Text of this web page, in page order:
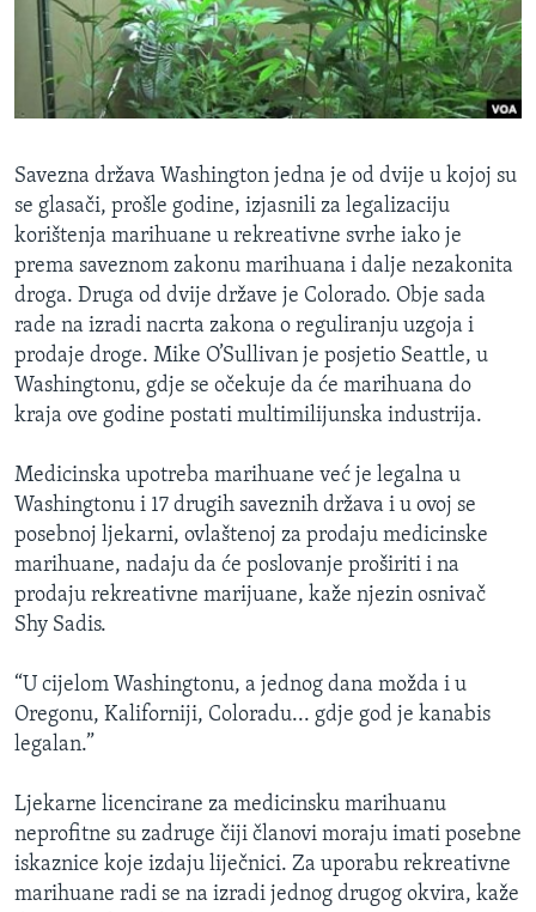
MAGAZIN
O GLASU AMERIKE
PRATITE NAS
Jezici
Savezna država Washington jedna je od dvije u kojoj su
se glasači, prošle godine, izjasnili za legalizaciju
korištenja marihuane u rekreativne svrhe iako je
prema saveznom zakonu marihuana i dalje nezakonita
droga. Druga od dvije države je Colorado. Obje sada
rade na izradi nacrta zakona o reguliranju uzgoja i
prodaje droge. Mike O’Sullivan je posjetio Seattle, u
Washingtonu, gdje se očekuje da će marihuana do
kraja ove godine postati multimilijunska industrija.
Medicinska upotreba marihuane već je legalna u
Washingtonu i 17 drugih saveznih država i u ovoj se
posebnoj ljekarni, ovlaštenoj za prodaju medicinske
marihuane, nadaju da će poslovanje proširiti i na
prodaju rekreativne marijuane, kaže njezin osnivač
Shy Sadis.
“U cijelom Washingtonu, a jednog dana možda i u
Oregonu, Kaliforniji, Coloradu... gdje god je kanabis
legalan.”
Ljekarne licencirane za medicinsku marihuanu
neprofitne su zadruge čiji članovi moraju imati posebne
iskaznice koje izdaju liječnici. Za uporabu rekreativne
marihuane radi se na izradi jednog drugog okvira, kaže